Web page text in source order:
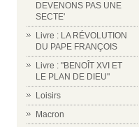
DEVENONS PAS UNE
SECTE'
Livre : LA RÉVOLUTION
DU PAPE FRANÇOIS
Livre : "BENOÎT XVI ET
LE PLAN DE DIEU"
Loisirs
Macron